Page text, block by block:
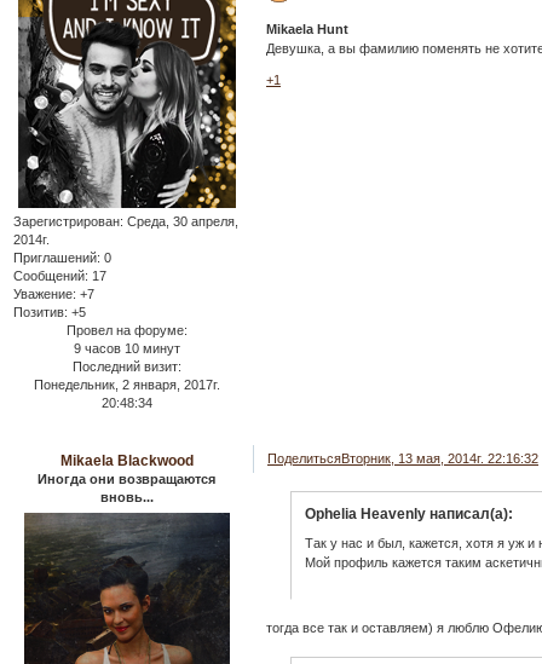
Зарегистрирован: Среда, 30 апреля,
2014г.
Приглашений: 0
Сообщений: 17
Уважение: +7
Позитив: +5
Провел на форуме:
9 часов 10 минут
Последний визит:
Понедельник, 2 января, 2017г.
20:48:34
Mikaela Hunt
Девушка, а вы фамилию поменять не
+1
ПоделитьсяВторник, 13 мая, 2014г. 22:16:32
Mikaela Blackwood
Иногда они возвращаются
вновь...
Ophelia Heavenly написал(а):
Так у нас и был, кажется, хотя я уж и
Мой профиль кажется таким
тогда все так и оставляем) я люблю